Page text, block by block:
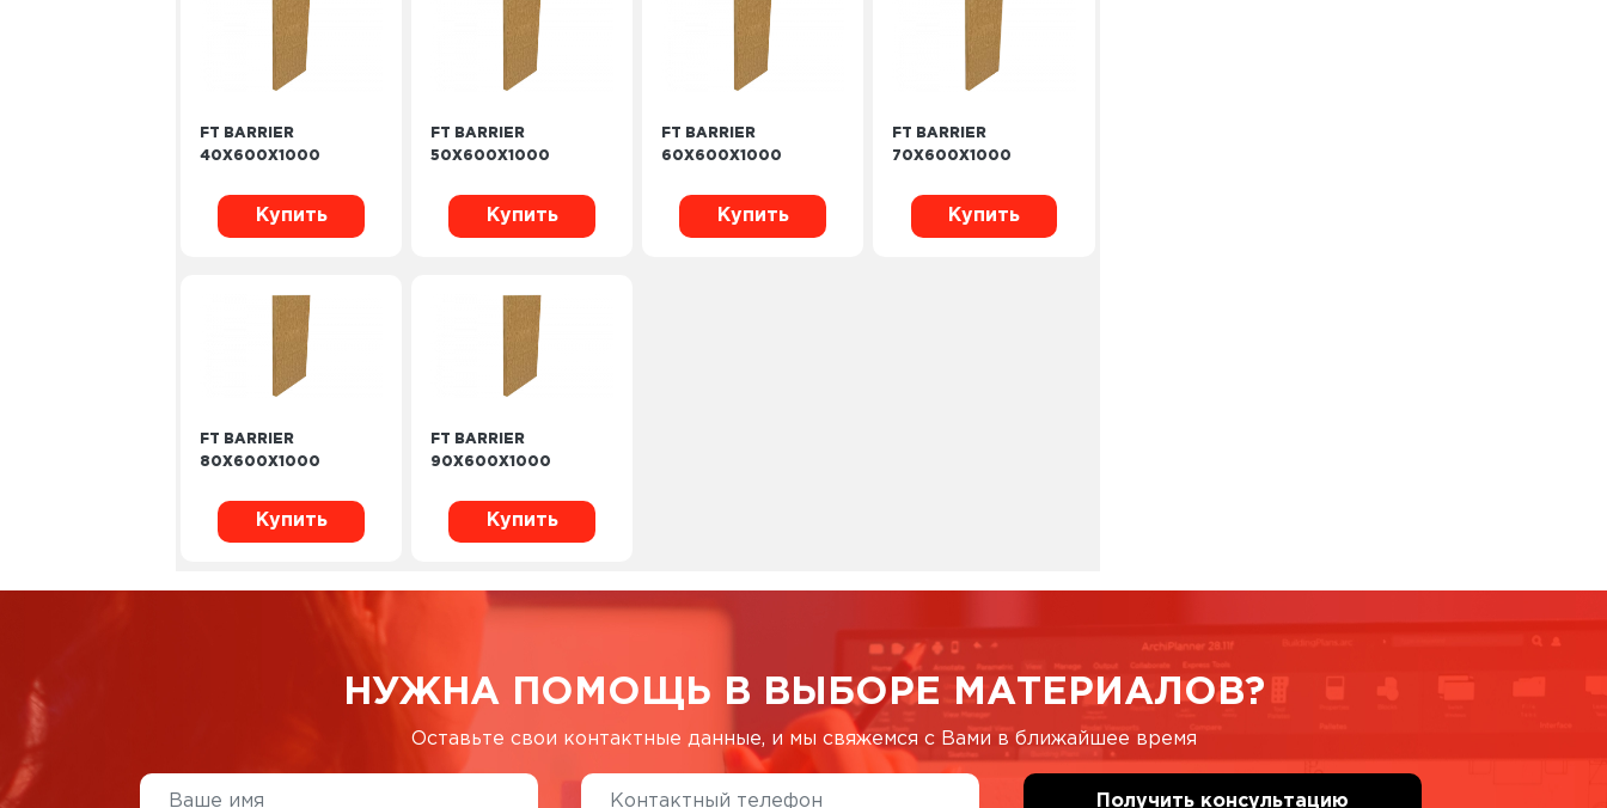
FT BARRIER
40X600X1000
Купить
FT BARRIER
50X600X1000
Купить
FT BARRIER
60X600X1000
Купить
FT BARRIER
70X600X1000
Купить
FT BARRIER
80X600X1000
Купить
FT BARRIER
90X600X1000
Купить
НУЖНА ПОМОЩЬ В ВЫБОРЕ МАТЕРИАЛОВ?
Оставьте свои контактные данные, и мы свяжемся с Вами в ближайшее время